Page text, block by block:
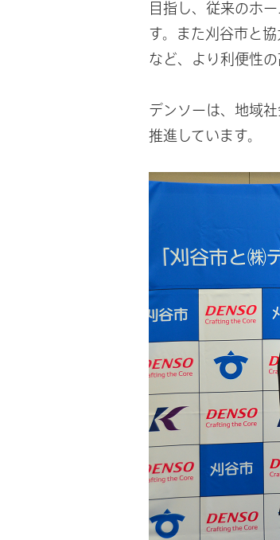
目指し、従来のホ
す。また刈谷市と
など、より利便性
デンソーは、地域
推進しています。